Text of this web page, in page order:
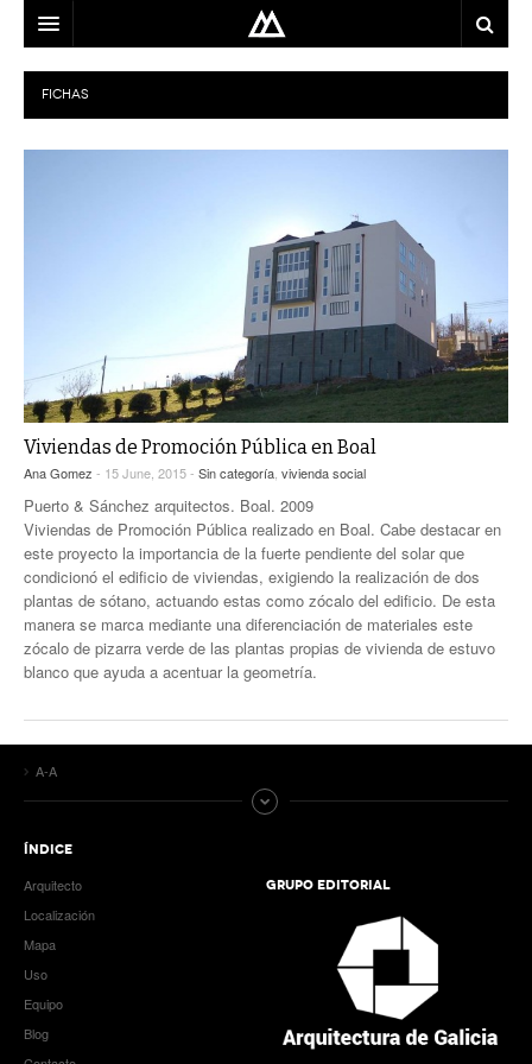
ARQUITECTO
LOCALIZACIÓN
CONTACTO
FICHAS
Viviendas de Promoción Pública en Boal
Ana Gomez - 15 June, 2015 - Sin categoría vivienda social
Puerto & Sánchez arquitectos. Boal. 2009
Viviendas de Promoción Pública realizado en Boal. Cabe destacar en
este proyecto la importancia de la fuerte pendiente del solar que
condicionó el edificio de viviendas, exigiendo la realización de dos
plantas de sótano, actuando estas como zócalo del edificio. De esta
manera se marca mediante una diferenciación de materiales este
zócalo de pizarra verde de las plantas propias de vivienda de estuvo
blanco que ayuda a acentuar la geometría.
A-A
ÍNDICE
Arquitecto
Localización
Mapa
Uso
Equipo
Blog
GRUPO EDITORIAL